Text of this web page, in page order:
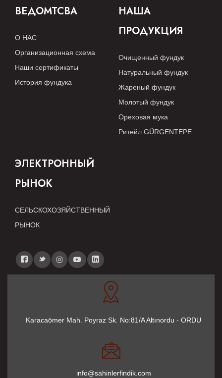
ВЕДОМТСВА
О НАС
Организационная схема
Наши сертификаты
История фундука
НАША
ПРОДУКЦИЯ
Очищенный фундук
Натуральный фундук
Жареный фундук
Молотый фундук
Ореховая мука
Ритейл GÜRGENTEPE
ЭЛЕКТРОННЫЙ
РЫНОК
СЕЛЬСКОХОЗЯЙСТВЕННЫЙ
РЫНОК
Karacaömer Mah. Poyraz Sk. No:81/A Altınordu - ORDU
info@sahinlerfindik.com